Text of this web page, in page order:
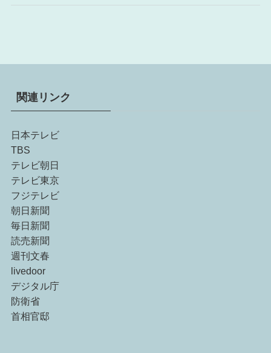
関連リンク
日本テレビ
TBS
テレビ朝日
テレビ東京
フジテレビ
朝日新聞
毎日新聞
読売新聞
週刊文春
livedoor
デジタル庁
防衛省
首相官邸